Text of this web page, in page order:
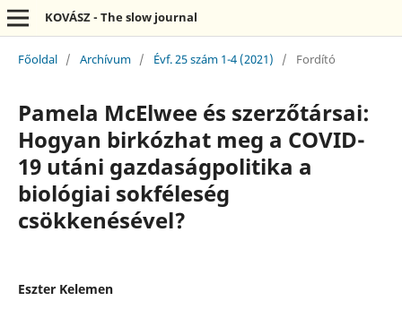
KOVÁSZ - The slow journal
Főoldal / Archívum / Évf. 25 szám 1-4 (2021) / Fordító
Pamela McElwee és szerzőtársai:
Hogyan birkózhat meg a COVID-
19 utáni gazdaságpolitika a
biológiai sokféleség
csökkenésével?
Eszter Kelemen